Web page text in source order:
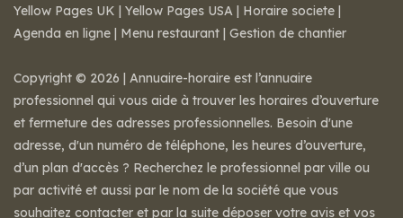
Yellow Pages UK | Yellow Pages USA | Horaire societe |
Agenda en ligne | Menu restaurant | Gestion de chantier
Copyright © 2026 | Annuaire-horaire est l’annuaire
professionnel qui vous aide à trouver les horaires d’ouverture
et fermeture des adresses professionnelles. Besoin d'une
adresse, d'un numéro de téléphone, les heures d’ouverture,
d’un plan d'accès ? Recherchez le professionnel par ville ou
par activité et aussi par le nom de la société que vous
souhaitez contacter et par la suite déposer votre avis et vos